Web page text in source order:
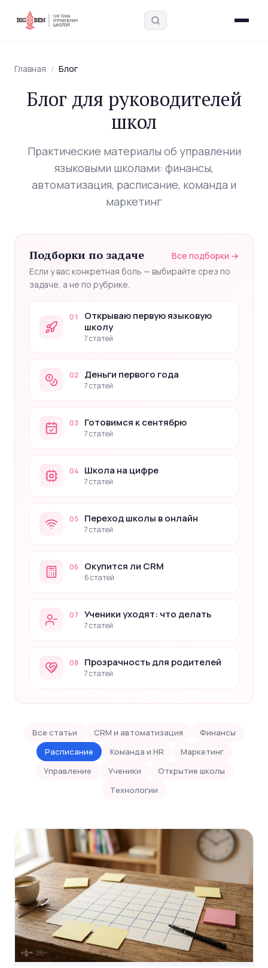
Введите запрос — найдём в блоге, интервью,
Главная / Блог
Блог для руководителей
школ
Практические материалы об управлении
языковыми школами: финансы,
автоматизация, расписание, команда и
маркетинг
Подборки по задаче
Все подборки →
Если у вас конкретная боль — выбирайте срез по
задаче, а не по рубрике.
01
Открываю первую языковую
школу
7 статей
02 Деньги первого года
7 статей
03 Готовимся к сентябрю
7 статей
04 Школа на цифре
7 статей
05 Переход школы в онлайн
7 статей
06 Окупится ли CRM
6 статей
07 Ученики уходят: что делать
7 статей
08 Прозрачность для родителей
7 статей
Все статьи CRM и автоматизация
Финансы
Расписание
Команда и HR
Маркетинг
Управление
Ученики
Открытие школы
Технологии